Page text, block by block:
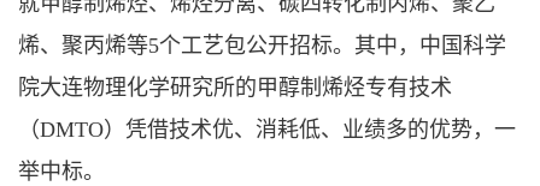
烯、聚丙烯等5个工艺包公开招标。其中，中国科学
院大连物理化学研究所的甲醇制烯烃专有技术
（DMTO）凭借技术优、消耗低、业绩多的优势，一
举中标。